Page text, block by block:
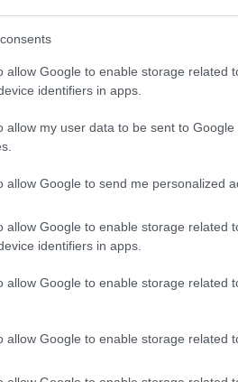
allow Google to enable storage related
identifiers in apps.
allow my user data to be sent to
allow Google to send me personalized
allow Google to enable storage related
identifiers in apps.
allow Google to enable storage related
allow Google to enable storage related
menn
fellesstart
Alpe Cermis fristil